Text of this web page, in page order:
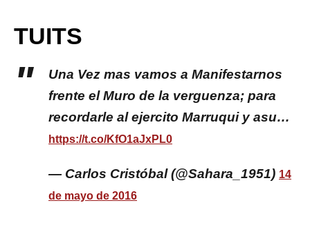
TUITS
Una Vez mas vamos a Manifestarnos
frente el Muro de la verguenza; para
recordarle al ejercito Marruqui y asu…
https://t.co/KfO1aJxPL0
— Carlos Cristóbal (@Sahara_1951) 14
de mayo de 2016